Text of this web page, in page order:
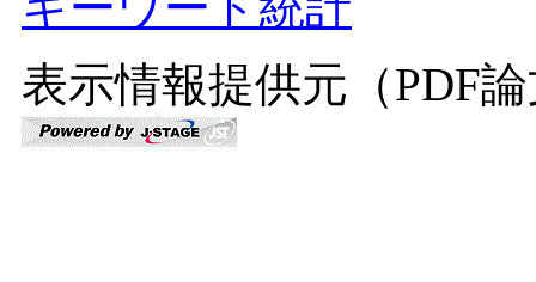
表示情報提供元（PDF